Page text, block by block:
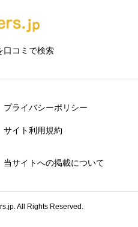
口コミで検索
プライバシーポリシー
サイト利用規約
当サイトへの掲載について
All Rights Reserved.